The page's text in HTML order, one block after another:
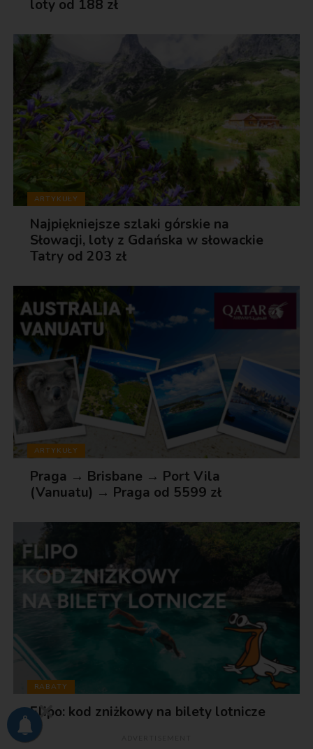
loty od 188 zł
ARTYKUŁY
Najpiękniejsze szlaki górskie na
Słowacji, loty z Gdańska w słowackie
Tatry od 203 zł
ARTYKUŁY
Praga → Brisbane → Port Vila
(Vanuatu) → Praga od 5599 zł
RABATY
Flipo: kod zniżkowy na bilety lotnicze